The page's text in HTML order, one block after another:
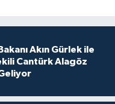
Akın Gürlek ile
Cantürk Alagöz